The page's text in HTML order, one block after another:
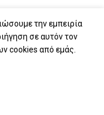
την εμπειρία
σε αυτόν τον
cookies από εμάς.